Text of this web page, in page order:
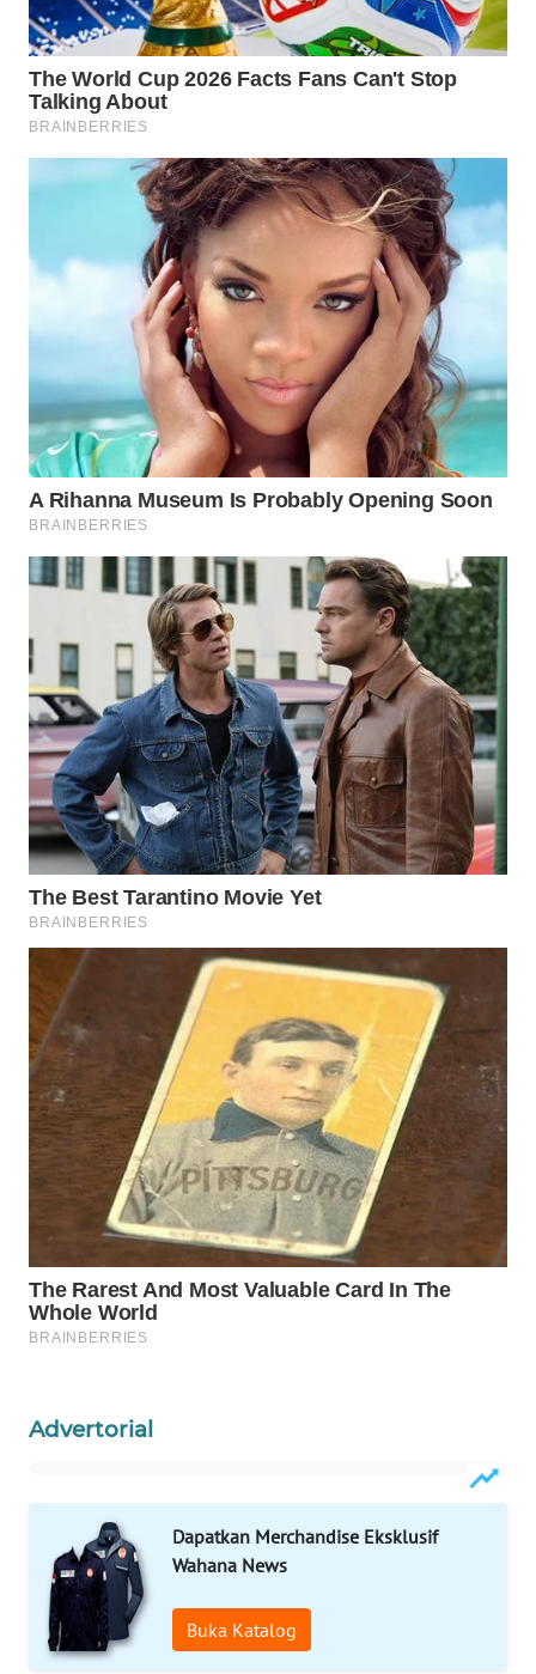
Advertorial
Dapatkan Merchandise Eksklusif
Wahana News
Buka Katalog
WAHANA
KONSUMEN
WAHANA
LISTRIK
WAHANA
WAHANA
WAHANANEWS
ID
WAHANANEWS
CO ID
NET
SPORT
WAHANA
UMKM
WAHANA
SELEB
WAHANA
PERSONA
WAHANA
OTOMOTIF
WAHANA
HEALTH
WAHANA
DESA
WISATA
WAHANA
MASYARAKAT
KELISTRIKAN
WALINKI
ID